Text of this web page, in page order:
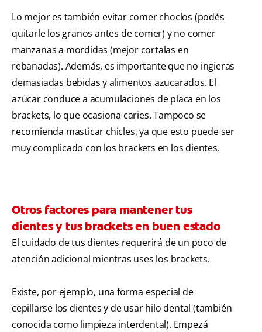
Lo mejor es también evitar comer choclos (podés
quitarle los granos antes de comer) y no comer
manzanas a mordidas (mejor cortalas en
rebanadas). Además, es importante que no ingieras
demasiadas bebidas y alimentos azucarados. El
azúcar conduce a acumulaciones de placa en los
brackets, lo que ocasiona caries. Tampoco se
recomienda masticar chicles, ya que esto puede ser
muy complicado con los brackets en los dientes.
Otros factores para mantener tus
dientes y tus brackets en buen estado
El cuidado de tus dientes requerirá de un poco de
atención adicional mientras uses los brackets.
Existe, por ejemplo, una forma especial de
cepillarse los dientes y de usar hilo dental (también
conocida como limpieza interdental). Empezá